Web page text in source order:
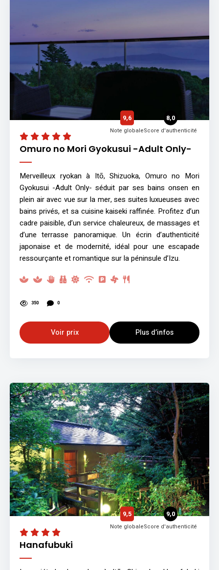
Omuro no Mori Gyokusui -Adult Only-
9,6
Note globale
8,0
Score d'authenticité
Merveilleux ryokan à Itō, Shizuoka, Omuro no Mori
Gyokusui -Adult Only- séduit par ses bains onsen en
plein air avec vue sur la mer, ses suites luxueuses avec
bains privés, et sa cuisine kaiseki raffinée. Profitez d’un
cadre paisible, d’un service chaleureux, de massages et
d’une terrasse panoramique. Un écrin d’authenticité
japonaise et de modernité, idéal pour une escapade
ressourçante et romantique sur la péninsule d’Izu.
350 0
Voir prix Plus d’infos
Hanafubuki
9,5
Note globale
9,0
Score d'authenticité